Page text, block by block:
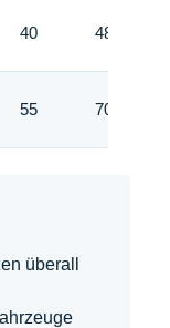
40 48
55 70
überall